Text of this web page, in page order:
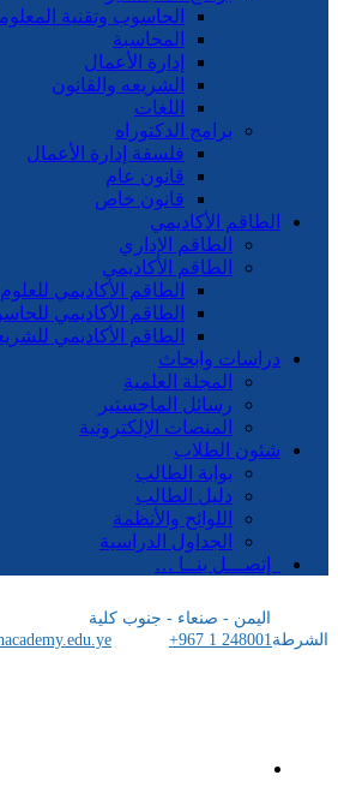
الحاسوب وتقنية
المحاسبة
إدارة الأعمال
الشريعه والقانون
اللغات
برامج الدكتوراه
فلسفة إدارة الأعمال
قانون عام
قانون خاص
الطاقم الأكاديمي
الطاقم الإداري
الطاقم الأكاديمي
الطاقم الأكاديمي للعلوم
الطاقم الأكاديمي
الطاقم الأكاديمي
دراسات وابحاث
المجلة العلمية
رسائل الماجستير
المنصات الإلكترونية
شئون الطلاب
بوابة الطالب
دليل الطالب
اللوائح والأنظمة
الجداول الدراسية
إتصـــل بنــا …
اليمن - صنعاء - جنوب كلية
الشرطة+967 1 248001